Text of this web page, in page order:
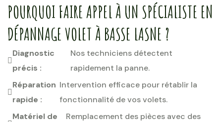
POURQUOI FAIRE APPEL À UN SPÉCIALISTE EN
DÉPANNAGE VOLET À BASSE LASNE ?
Diagnostic
précis :
Nos techniciens détectent
rapidement la panne.
Réparation
rapide :
Intervention efficace pour rétablir la
fonctionnalité de vos volets.
Matériel de
Remplacement des pièces avec des